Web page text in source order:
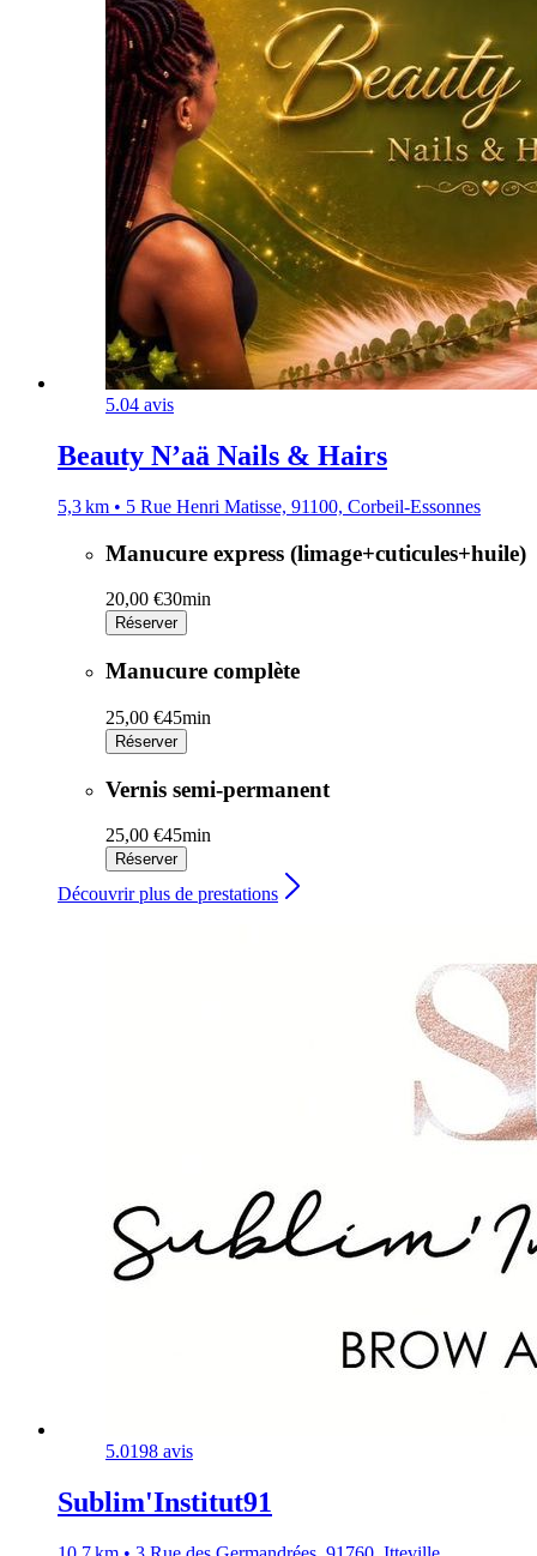
5.04 avis
Beauty N’aä Nails & Hairs
5,3 km • 5 Rue Henri Matisse, 91100, Corbeil-Essonnes
Manucure express (limage+cuticules+huile)
20,00 €30min
Réserver
Manucure complète
25,00 €45min
Réserver
Vernis semi-permanent
25,00 €45min
Réserver
Découvrir plus de prestations
5.0198 avis
Sublim'Institut91